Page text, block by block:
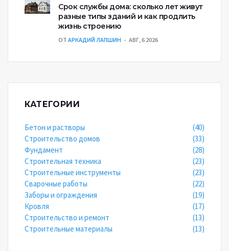
Срок службы дома: сколько лет живут
разные типы зданий и как продлить
жизнь строению
ОТ АРКАДИЙ ЛАПШИН АВГ, 6 2026
КАТЕГОРИИ
Бетон и растворы
(40)
Строительство домов
(33)
Фундамент
(28)
Строительная техника
(23)
Строительные инструменты
(23)
Сварочные работы
(22)
Заборы и ограждения
(19)
Кровля
(17)
Строительство и ремонт
(13)
Строительные материалы
(13)